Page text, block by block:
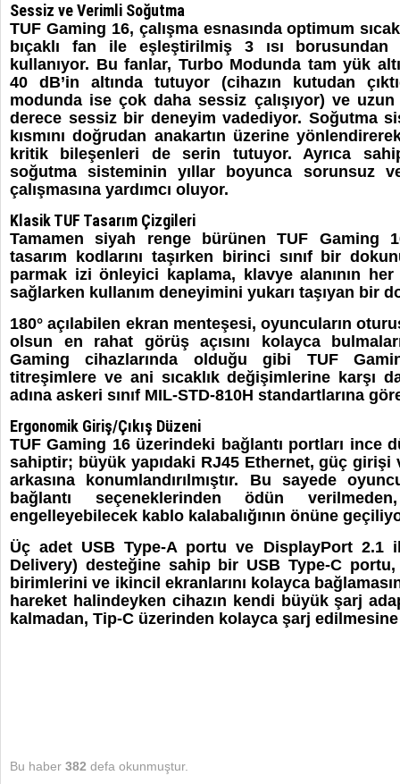
Sessiz ve Verimli Soğutma
TUF Gaming 16, çalışma esnasında optimum
bıçaklı fan ile eşleştirilmiş 3 ısı
kullanıyor. Bu fanlar, Turbo Modunda tam yük
40 dB’in altında tutuyor (cihazın kutudan
modunda ise çok daha sessiz çalışıyor) ve
derece sessiz bir deneyim vadediyor. Soğutma
kısmını doğrudan anakartın üzerine
kritik bileşenleri de serin tutuyor. Ayrıca
soğutma sisteminin yıllar boyunca sorunsuz
çalışmasına yardımcı oluyor.
Klasik TUF Tasarım Çizgileri
Tamamen siyah renge bürünen TUF Gaming
tasarım kodlarını taşırken birinci sınıf bir
parmak izi önleyici kaplama, klavye alanının
sağlarken kullanım deneyimini yukarı taşıyan bir
180° açılabilen ekran menteşesi, oyuncuların
olsun en rahat görüş açısını kolayca
Gaming cihazlarında olduğu gibi TUF
titreşimlere ve ani sıcaklık değişimlerine karşı
adına askeri sınıf MIL-STD-810H standartlarına
Ergonomik Giriş/Çıkış Düzeni
TUF Gaming 16 üzerindeki bağlantı portları ince
sahiptir; büyük yapıdaki RJ45 Ethernet, güç girişi
arkasına konumlandırılmıştır. Bu sayede
bağlantı seçeneklerinden ödün
engelleyebilecek kablo kalabalığının önüne
Üç adet USB Type-A portu ve DisplayPort 2.1
Delivery) desteğine sahip bir USB Type-C
birimlerini ve ikincil ekranlarını kolayca
hareket halindeyken cihazın kendi büyük şarj
kalmadan, Tip-C üzerinden kolayca şarj
Bu haber 382 defa okunmuştur.